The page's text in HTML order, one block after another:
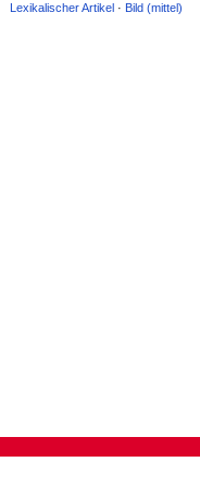
Lexikalischer Artikel · Bild (mittel)